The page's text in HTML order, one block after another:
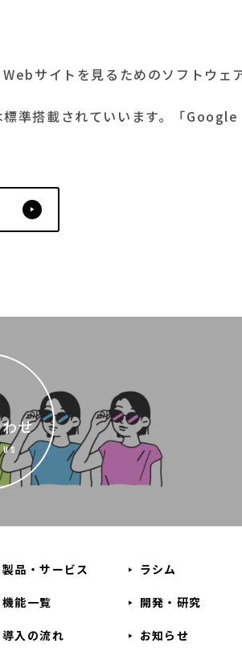
サイトを見るためのソフトウェ
標準搭載されていいます。「
せ
US
製品・サービス ラシム
機能一覧 開発・研究
導入の流れ お知らせ